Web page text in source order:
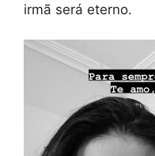
irmã será eterno.